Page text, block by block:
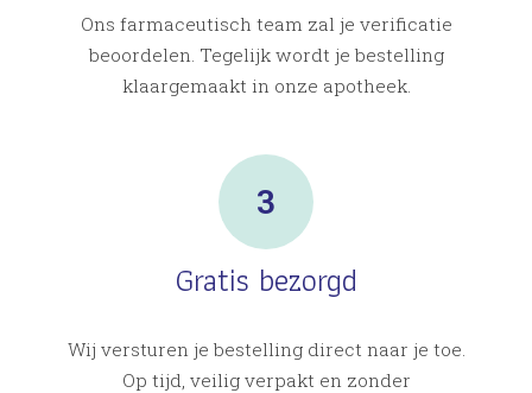
Ons farmaceutisch team zal je verificatie
beoordelen. Tegelijk wordt je bestelling
klaargemaakt in onze apotheek.
Gratis bezorgd
Wij versturen je bestelling direct naar je toe.
Op tijd, veilig verpakt en zonder